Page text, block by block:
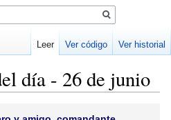
día - 26 de junio
Leer Ver código Ver historial